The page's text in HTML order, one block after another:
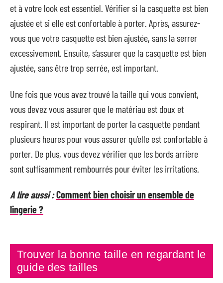
et à votre look est essentiel. Vérifier si la casquette est bien
ajustée et si elle est confortable à porter. Après, assurez-
vous que votre casquette est bien ajustée, sans la serrer
excessivement. Ensuite, s’assurer que la casquette est bien
ajustée, sans être trop serrée, est important.
Une fois que vous avez trouvé la taille qui vous convient,
vous devez vous assurer que le matériau est doux et
respirant. Il est important de porter la casquette pendant
plusieurs heures pour vous assurer qu’elle est confortable à
porter. De plus, vous devez vérifier que les bords arrière
sont suffisamment rembourrés pour éviter les irritations.
A lire aussi :Comment bien choisir un ensemble de
lingerie ?
Trouver la bonne taille en regardant le
guide des tailles